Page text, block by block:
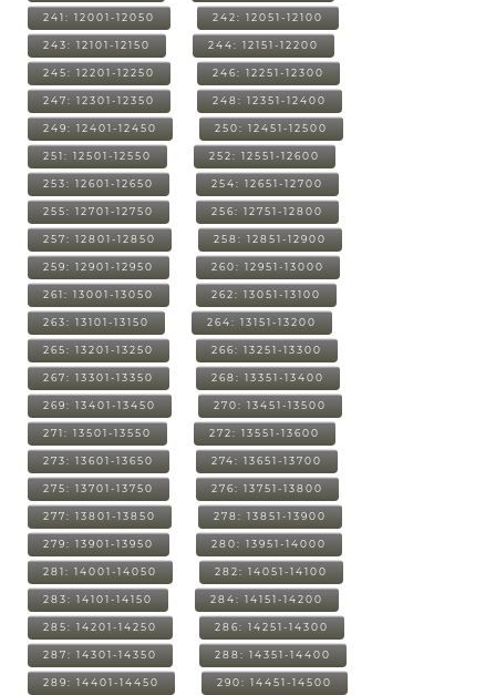
241: 12001-12050 242: 12051-12100
243: 12101-12150 244: 12151-12200
245: 12201-12250 246: 12251-12300
247: 12301-12350 248: 12351-12400
249: 12401-12450 250: 12451-12500
251: 12501-12550 252: 12551-12600
253: 12601-12650 254: 12651-12700
255: 12701-12750 256: 12751-12800
257: 12801-12850 258: 12851-12900
259: 12901-12950 260: 12951-13000
261: 13001-13050 262: 13051-13100
263: 13101-13150 264: 13151-13200
265: 13201-13250 266: 13251-13300
267: 13301-13350 268: 13351-13400
269: 13401-13450 270: 13451-13500
271: 13501-13550 272: 13551-13600
273: 13601-13650 274: 13651-13700
275: 13701-13750 276: 13751-13800
277: 13801-13850 278: 13851-13900
279: 13901-13950 280: 13951-14000
281: 14001-14050 282: 14051-14100
283: 14101-14150 284: 14151-14200
285: 14201-14250 286: 14251-14300
287: 14301-14350 288: 14351-14400
289: 14401-14450 290: 14451-14500